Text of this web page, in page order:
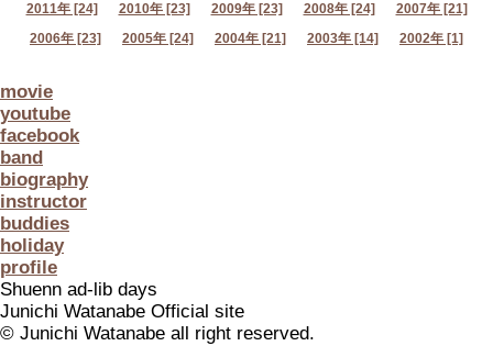
2011年 [24]
2010年 [23] 2009年 [23] 2008年 [24]
2007年 [21]
2006年 [23]
2005年 [24] 2004年 [21] 2003年 [14] 2002年 [1]
movie
youtube
facebook
band
biography
instructor
buddies
holiday
profile
Shuenn ad-lib days
Junichi Watanabe Official site
© Junichi Watanabe all right reserved.